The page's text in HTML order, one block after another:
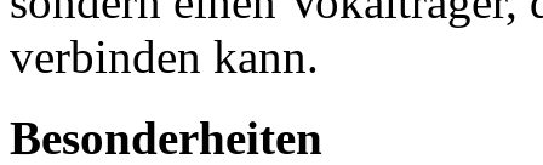
verbinden kann.
Besonderheiten